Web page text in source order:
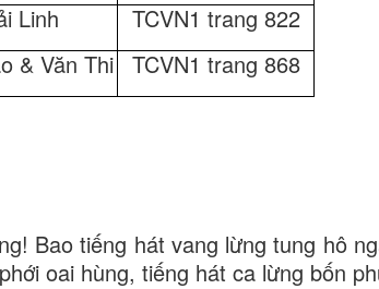
Linh
TCVN1 trang 822
& Văn Thi TCVN1 trang 868
Bao tiếng hát vang lừng tung hô
oai hùng, tiếng hát ca lừng bốn